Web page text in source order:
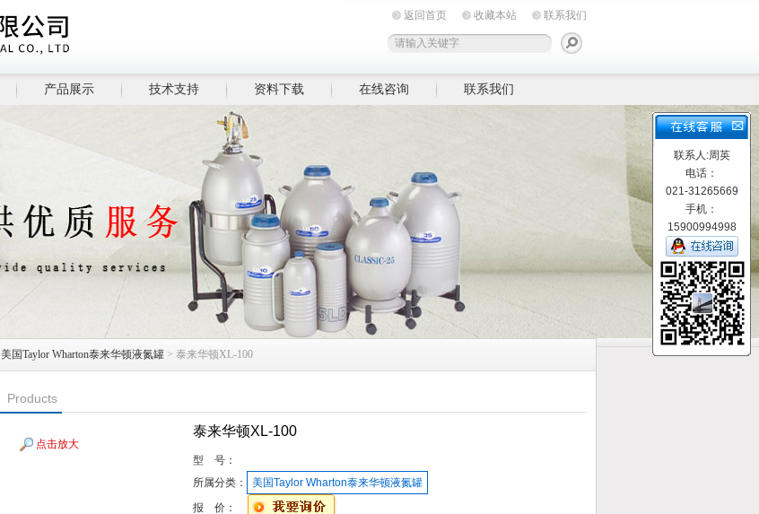
返回首页 收藏本站 联系我们
产品展示 技术支持 资料下载 在线咨询 联系我们
美国Taylor Wharton泰来华顿液氮罐 > 泰来华顿XL-100
Products
点击放大
泰来华顿XL-100
型 号：
所属分类：
美国Taylor Wharton泰来华顿液氮罐
报 价：
联系人:周英
电话：
021-31265669
手机：
15900994998